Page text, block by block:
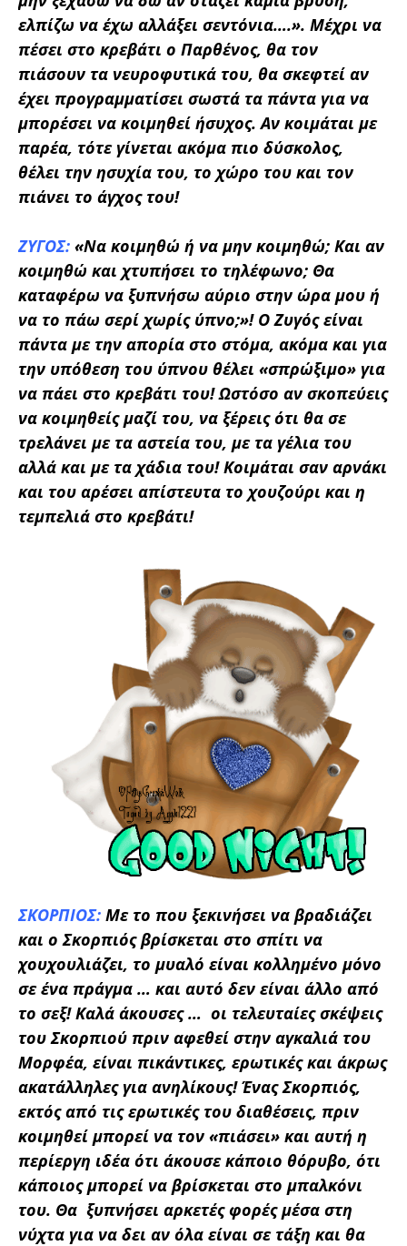
ελπίζω να έχω αλλάξει σεντόνια….». Μέχρι να
πέσει στο κρεβάτι ο Παρθένος, θα τον
πιάσουν τα νευροφυτικά του, θα σκεφτεί αν
έχει προγραμματίσει σωστά τα πάντα για να
μπορέσει να κοιμηθεί ήσυχος. Αν κοιμάται με
παρέα, τότε γίνεται ακόμα πιο δύσκολος,
θέλει την ησυχία του, το χώρο του και τον
πιάνει το άγχος του!
ΖΥΓΟΣ: «Να κοιμηθώ ή να μην κοιμηθώ; Και αν
κοιμηθώ και χτυπήσει το τηλέφωνο; Θα
καταφέρω να ξυπνήσω αύριο στην ώρα μου ή
να το πάω σερί χωρίς ύπνο;»! Ο Ζυγός είναι
πάντα με την απορία στο στόμα, ακόμα και για
την υπόθεση του ύπνου θέλει «σπρώξιμο» για
να πάει στο κρεβάτι του! Ωστόσο αν σκοπεύεις
να κοιμηθείς μαζί του, να ξέρεις ότι θα σε
τρελάνει με τα αστεία του, με τα γέλια του
αλλά και με τα χάδια του! Κοιμάται σαν αρνάκι
και του αρέσει απίστευτα το χουζούρι και η
τεμπελιά στο κρεβάτι!
ΣΚΟΡΠΙΟΣ: Με το που ξεκινήσει να βραδιάζει
και ο Σκορπιός βρίσκεται στο σπίτι να
χουχουλιάζει, το μυαλό είναι κολλημένο μόνο
σε ένα πράγμα … και αυτό δεν είναι άλλο από
το σεξ! Καλά άκουσες … οι τελευταίες σκέψεις
του Σκορπιού πριν αφεθεί στην αγκαλιά του
Μορφέα, είναι πικάντικες, ερωτικές και άκρως
ακατάλληλες για ανηλίκους!Ένας Σκορπιός,
εκτός από τις ερωτικές του διαθέσεις, πριν
κοιμηθεί μπορεί να τον «πιάσει» και αυτή η
περίεργη ιδέα ότι άκουσε κάποιο θόρυβο, ότι
κάποιος μπορεί να βρίσκεται στο μπαλκόνι
του. Θα ξυπνήσει αρκετές φορές μέσα στη
νύχτα για να δει αν όλα είναι σε τάξη και θα